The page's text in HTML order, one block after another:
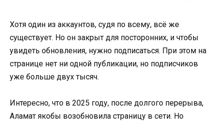
Хотя один из аккаунтов, судя по всему, всё же
существует. Но он закрыт для посторонних, и чтобы
увидеть обновления, нужно подписаться. При этом на
странице нет ни одной публикации, но подписчиков
уже больше двух тысяч.
Интересно, что в 2025 году, после долгого перерыва,
Аламат якобы возобновила страницу в сети. Но